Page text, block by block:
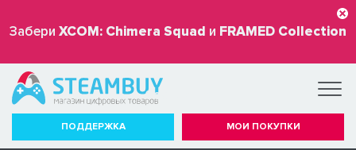
Забери XCOM: Chimera Squad и FRAMED Collection
бесплатно
ПОДДЕРЖКА МОИ ПОКУПКИ